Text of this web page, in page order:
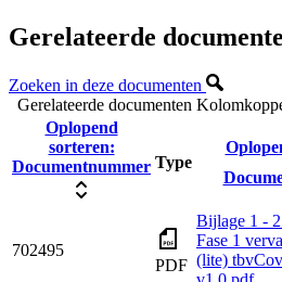
Gerelateerde
Zoeken in deze documenten
Gerelateerde documenten
Oplopend
sorteren:
Documentnummer Type
702495
PDF
Bijlage 1 -
Fase 1
(lite)